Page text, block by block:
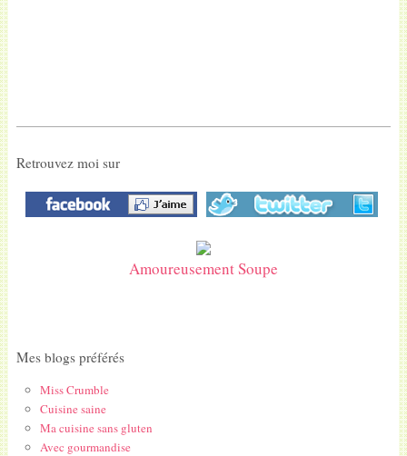
Retrouvez moi sur
Amoureusement Soupe
Mes blogs préférés
Miss Crumble
Cuisine saine
Ma cuisine sans gluten
Avec gourmandise